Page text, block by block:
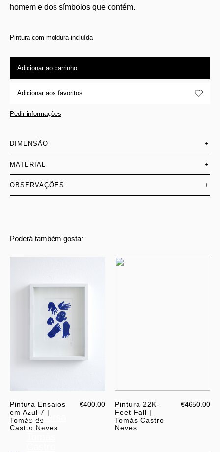
homem e dos símbolos que contém.
Pintura com moldura incluída
Adicionar ao carrinho
Adicionar aos favoritos
Pedir informações
DIMENSÃO +
MATERIAL +
OBSERVAÇÕES +
Poderá também gostar
Pintura Ensaios
em Azul 7 |
Tomás de
Castro Neves
€400.00
Pintura 22K-
Feet Fall |
Tomás Castro
Neves
€4650.00
À
conversa
com